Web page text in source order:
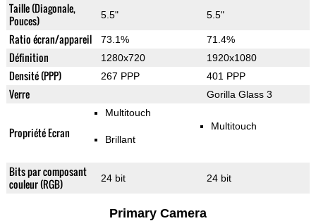
Taille (Diagonale,
Pouces)
5.5" 5.5"
Ratio écran/appareil 73.1% 71.4%
Définition 1280x720 1920x1080
Densité (PPP) 267 PPP 401 PPP
Verre Gorilla Glass 3
Propriété Ecran
Multitouch
Brillant
Multitouch
Bits par composant
couleur (RGB)
24 bit 24 bit
Primary Camera